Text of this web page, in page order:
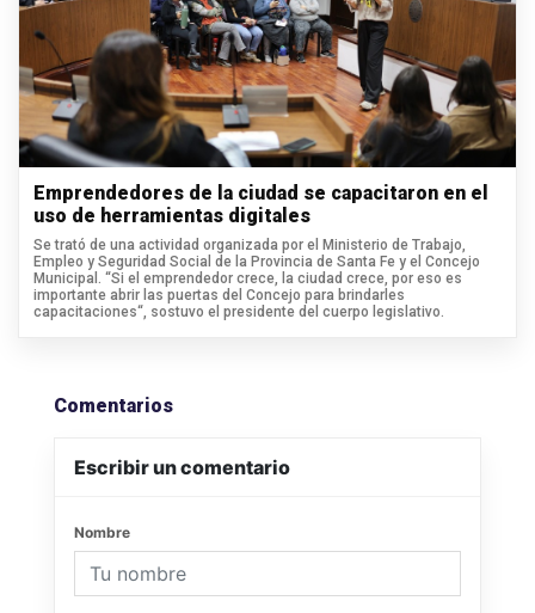
Emprendedores de la ciudad se capacitaron en el
uso de herramientas digitales
Se trató de una actividad organizada por el Ministerio de Trabajo,
Empleo y Seguridad Social de la Provincia de Santa Fe y el Concejo
Municipal. “Si el emprendedor crece, la ciudad crece, por eso es
importante abrir las puertas del Concejo para brindarles
capacitaciones“, sostuvo el presidente del cuerpo legislativo.
Comentarios
Escribir un comentario
Nombre